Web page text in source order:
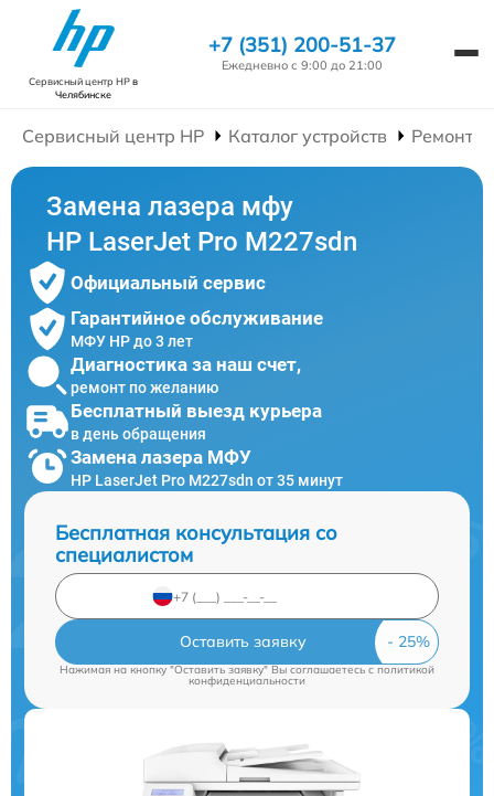
Сервисный центр HPв
Челябинске
+7 (351) 200-51-37
Ежедневно с 9:00 до 21:00
Сервисный центр HP Каталог устройств Ремонт
Замена лазера мфу
HP LaserJet Pro M227sdn
Официальный сервис
Гарантийное обслуживание
МФУ HP до 3 лет
Диагностика за наш счет,
ремонт по желанию
Бесплатный выезд курьера
в день обращения
Замена лазера МФУ
HP LaserJet Pro M227sdn от 35 минут
Бесплатная консультация со
специалистом
Оставить заявку
Нажимая на кнопку "Оставить заявку" Вы соглашаетесь cполитикой
конфиденциальности